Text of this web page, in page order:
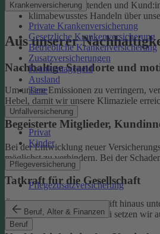
Krankenversicherung
Private Krankenversicherung
Gesetzliche Krankenversicherung
Betriebliche Krankenversicherung
Zusatzversicherungen
Krankentagegeld
Ausland
Tiere
Unfallversicherung
Privat
Kinder
Pflegeversicherung
Pflegezusatzversicherung
Beruf, Alter & Finanzen
Beruf
unsere Mitarbeitenden und
klimabewusstes Handeln über
Aus unserer
Nachhaltige Standorte und
Um unsere Emissionen zu verringern,
Hebel, damit wir unsere Klimaziele
Begeisterte Mitglieder,
Bei der Entwicklung neuer
möglichst zu verhindern. Bei der
Tatkraft für die Gesellschaft
Über unser tägliches Geschäft hinaus
Klimaschutz widmen. Dabei setzen wir